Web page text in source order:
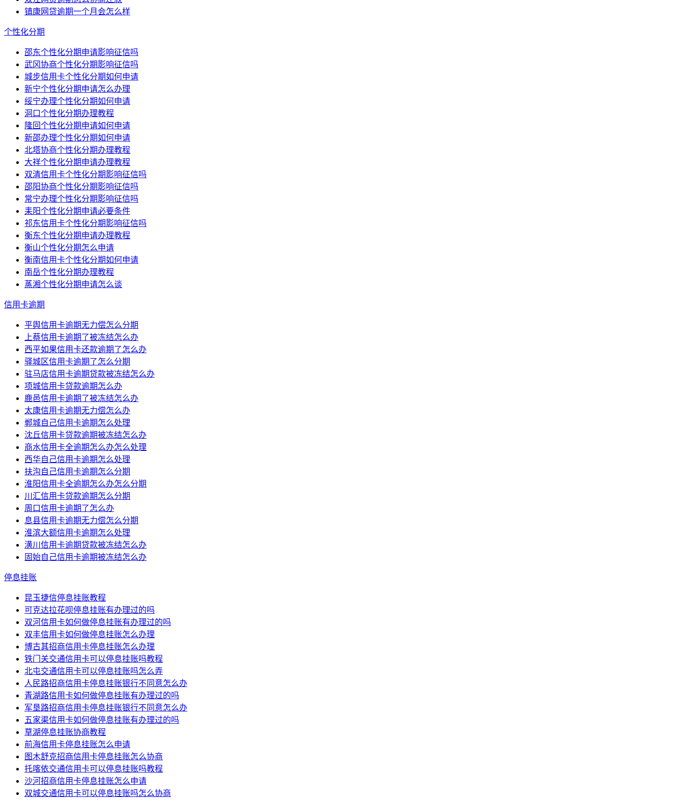
镇康网贷逾期一个月会怎么样
个性化分期
邵东个性化分期申请影响征信吗
武冈协商个性化分期影响征信吗
城步信用卡个性化分期如何申请
新宁个性化分期申请怎么办理
绥宁办理个性化分期如何申请
洞口个性化分期办理教程
隆回个性化分期申请如何申请
新邵办理个性化分期如何申请
北塔协商个性化分期办理教程
大祥个性化分期申请办理教程
双清信用卡个性化分期影响征信吗
邵阳协商个性化分期影响征信吗
常宁办理个性化分期影响征信吗
耒阳个性化分期申请必要条件
祁东信用卡个性化分期影响征信吗
衡东个性化分期申请办理教程
衡山个性化分期怎么申请
衡南信用卡个性化分期如何申请
南岳个性化分期办理教程
蒸湘个性化分期申请怎么谈
信用卡逾期
平舆信用卡逾期无力偿怎么分期
上蔡信用卡逾期了被冻结怎么办
西平如果信用卡还款逾期了怎么办
驿城区信用卡逾期了怎么分期
驻马店信用卡逾期贷款被冻结怎么办
项城信用卡贷款逾期怎么办
鹿邑信用卡逾期了被冻结怎么办
太康信用卡逾期无力偿怎么办
郸城自己信用卡逾期怎么处理
沈丘信用卡贷款逾期被冻结怎么办
商水信用卡全逾期怎么办怎么处理
西华自己信用卡逾期怎么处理
扶沟自己信用卡逾期怎么分期
淮阳信用卡全逾期怎么办怎么分期
川汇信用卡贷款逾期怎么分期
周口信用卡逾期了怎么办
息县信用卡逾期无力偿怎么分期
淮滨大额信用卡逾期怎么处理
潢川信用卡逾期贷款被冻结怎么办
固始自己信用卡逾期被冻结怎么办
停息挂账
昆玉捷信停息挂账教程
可克达拉花呗停息挂账有办理过的吗
双河信用卡如何做停息挂账有办理过的吗
双丰信用卡如何做停息挂账怎么办理
博古其招商信用卡停息挂账怎么办理
铁门关交通信用卡可以停息挂账吗教程
北屯交通信用卡可以停息挂账吗怎么弄
人民路招商信用卡停息挂账银行不同意怎么办
青湖路信用卡如何做停息挂账有办理过的吗
军垦路招商信用卡停息挂账银行不同意怎么办
五家渠信用卡如何做停息挂账有办理过的吗
草湖停息挂账协商教程
前海信用卡停息挂账怎么申请
图木舒克招商信用卡停息挂账怎么协商
托喀依交通信用卡可以停息挂账吗教程
沙河招商信用卡停息挂账怎么申请
双城交通信用卡可以停息挂账吗怎么协商